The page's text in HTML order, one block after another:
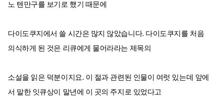
노 텐만구를 보기로 했기 때문에
다이도쿠지에서 쓸 시간은 많지 않았습니다. 다이도쿠지를 처음
의식하게 된 것은 리큐에게 물어라라는 제목의
소설을 읽은 덕분이지요. 이 절과 관련된 인물이 여럿 있는데 앞에
서 말한 잇큐상이 말년에 이 곳의 주지로 있었다고